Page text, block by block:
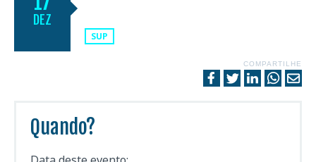
DEZ
SUP
COMPARTILHE
Quando?